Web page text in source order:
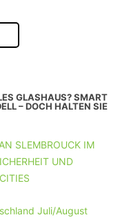
GLASHAUS? SMART
– DOCH HALTEN SIE
SLEMBROUCK IM
UND